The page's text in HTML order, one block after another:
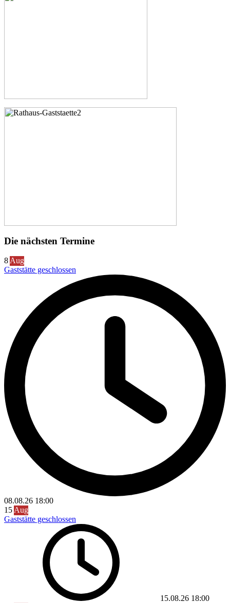
Die nächsten Termine
8Aug
Gaststätte geschlossen
08.08.26 18:00
15Aug
Gaststätte geschlossen
15.08.26 18:00